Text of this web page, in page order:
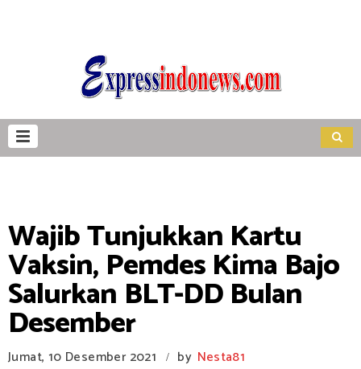
Wajib Tunjukkan Kartu
Vaksin, Pemdes Kima Bajo
Salurkan BLT-DD Bulan
Desember
Jumat, 10 Desember 2021 / by Nesta81